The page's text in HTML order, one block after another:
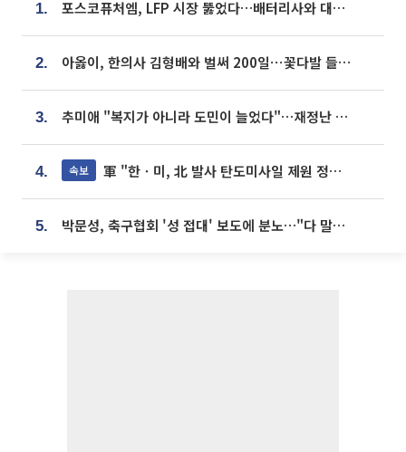
1. 포스코퓨처엠, LFP 시장 뚫었다…배터리사와 대규모 장기 공급 합의
2. 아옳이, 한의사 김형배와 벌써 200일⋯꽃다발 들고 "프러포즈 아냐"
3. 추미애 "복지가 아니라 도민이 늘었다"…재정난 책임론 정면돌파
4. 속보 軍 "한ㆍ미, 北 발사 탄도미사일 제원 정밀분석 중"
5. 박문성, 축구협회 '성 접대' 보도에 분노…"다 말아먹으려고 작정했나"